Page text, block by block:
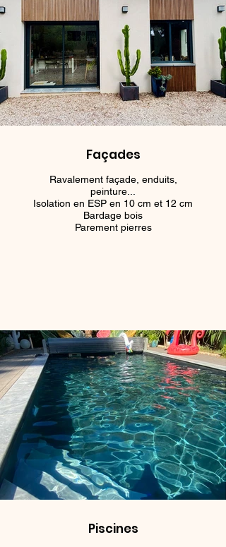
Façades
Ravalement façade, enduits,
peinture...
Isolation en ESP en 10 cm et 12 cm
Bardage bois
Parement pierres
Piscines